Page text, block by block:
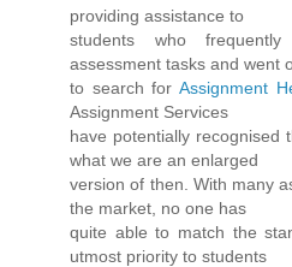
providing assistance to
students who
assessment tasks and went
to search for Assignment
Assignment Services
have potentially recognised
what we are an enlarged
version of then. With many
the market, no one has
quite able to match the
utmost priority to students